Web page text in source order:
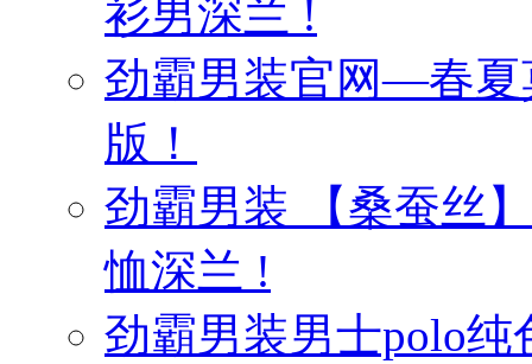
衫男深兰 !
劲霸男装官网—春夏
版！
劲霸男装 【桑蚕丝
恤深兰 !
劲霸男装男士polo